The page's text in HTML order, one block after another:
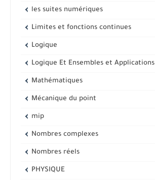
les suites numériques
Limites et fonctions continues
Logique
Logique Et Ensembles et Applications
Mathématiques
Mécanique du point
mip
Nombres complexes
Nombres réels
PHYSIQUE